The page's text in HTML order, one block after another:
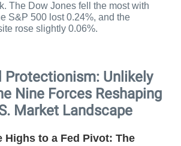
The Dow Jones fell the most with
S&P 500 lost 0.24%, and the
rose slightly 0.06%.
Protectionism: Unlikely
Nine Forces Reshaping
Market Landscape
Highs to a Fed Pivot: The